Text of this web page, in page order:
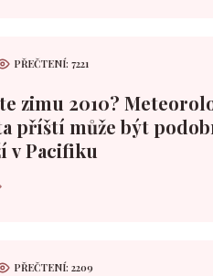
PŘEČTENÍ: 7221
zimu 2010?
příští může být
v Pacifiku
PŘEČTENÍ: 2209